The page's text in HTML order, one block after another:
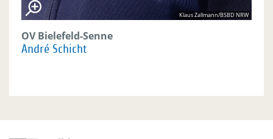
Klaus Zallmann/BSBD NRW
OV Bielefeld-Senne
André Schicht